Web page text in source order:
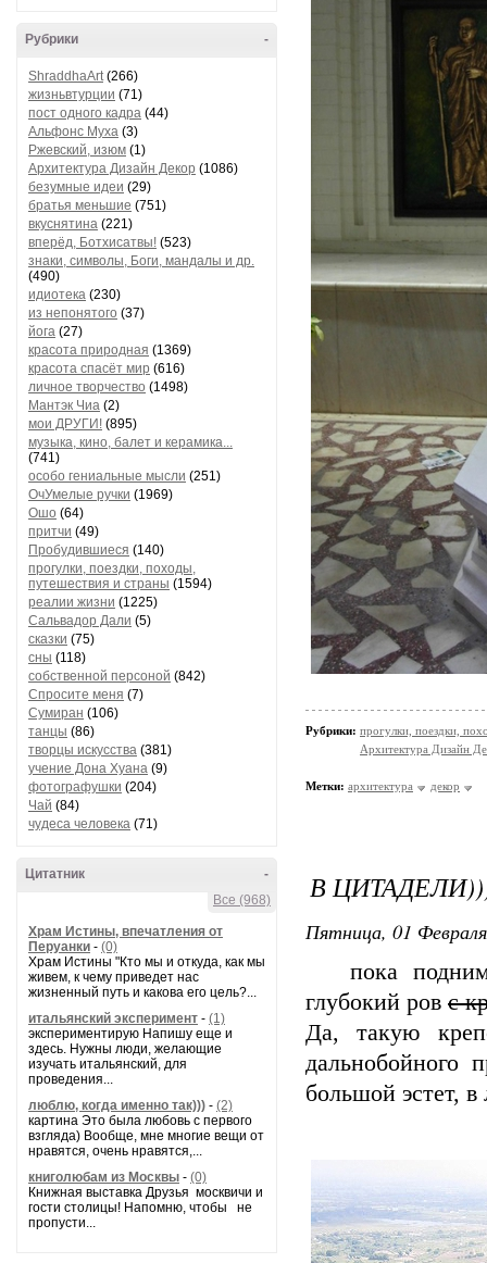
-
Рубрики
ShraddhaArt(266)
жизньвтурции (71)
пост одного кадра (44)
Альфонс Муха (3)
Ржевский, изюм (1)
Архитектура Дизайн Декор (1086)
безумные идеи (29)
братья меньшие (751)
вкуснятина (221)
вперёд, Ботхисатвы! (523)
знаки, символы, Боги, мандалы и др.
(490)
идиотека (230)
из непонятого (37)
йога (27)
красота природная (1369)
красота спасёт мир (616)
личное творчество (1498)
Мантэк Чиа (2)
мои ДРУГИ! (895)
музыка, кино, балет и керамика...
(741)
особо гениальные мысли (251)
ОчУмелые ручки (1969)
Ошо (64)
притчи (49)
Пробудившиеся (140)
прогулки, поездки, походы,
путешествия и страны (1594)
реалии жизни (1225)
Сальвадор Дали (5)
сказки (75)
сны (118)
собственной персоной (842)
Спросите меня (7)
Сумиран (106)
танцы (86)
творцы искусства (381)
учение Дона Хуана (9)
фотографушки (204)
Чай (84)
чудеса человека (71)
-
Цитатник
Все (968)
Храм Истины, впечатления от
Перуанки - (0)
Храм Истины "Кто мы и откуда, как мы
живем, к чему приведет нас
жизненный путь и какова его цель?...
итальянский эксперимент - (1)
экспериментирую Напишу еще и
здесь. Нужны люди, желающие
изучать итальянский, для
проведения...
люблю, когда именно так))) - (2)
картина Это была любовь с первого
взгляда) Вообще, мне многие вещи от
нравятся, очень нравятся,...
книголюбам из Москвы - (0)
Книжная выставка Друзья москвичи и
гости столицы! Напомню, чтобы не
пропусти...
Рубрики: прогулки, поездки,
Архитектура Дизайн
Метки: архитектура декор
В
Пятница, 01
пока
глубокий ров с
Да, такую
дальнобойного
большой эстет,